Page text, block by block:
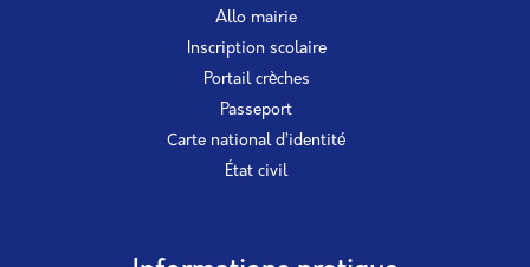
Allo mairie
Inscription scolaire
Portail crèches
Passeport
Carte national d’identité
État civil